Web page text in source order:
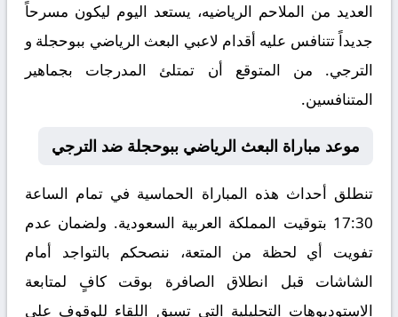
العديد من الملاحم الرياضيه، يستعد اليوم ليكون مسرحاً
جديداً تتنافس عليه أقدام لاعبي البعث الرياضي ببوحجلة و
الترجي. من المتوقع أن تمتلئ المدرجات بجماهير
المتنافسين.
موعد مباراة البعث الرياضي ببوحجلة ضد الترجي
تنطلق أحداث هذه المباراة الحماسية في تمام الساعة
17:30 بتوقيت المملكة العربية السعودية. ولضمان عدم
تفويت أي لحظة من المتعة، ننصحكم بالتواجد أمام
الشاشات قبل انطلاق الصافرة بوقت كافٍ لمتابعة
الاستوديوهات التحليلية التي تسبق اللقاء للوقوف على